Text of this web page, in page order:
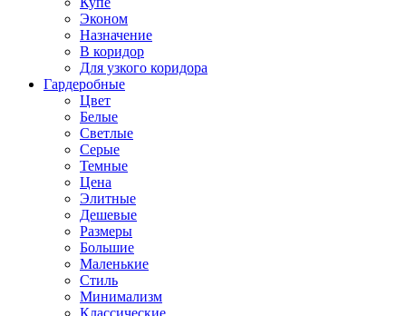
Эконом
Назначение
В коридор
Для узкого коридора
Гардеробные
Цвет
Белые
Светлые
Серые
Темные
Цена
Элитные
Дешевые
Размеры
Большие
Маленькие
Стиль
Минимализм
Классические